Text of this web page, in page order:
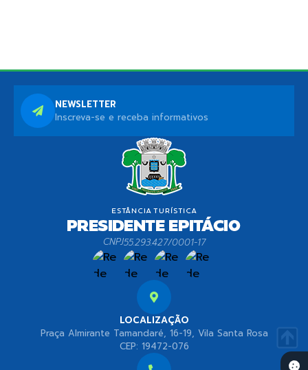
LOCALIZAÇÃO
Praça Almirante Tamandaré, 16-19, Vila Santa Rosa
CEP: 19472-076
CNPJ55.293.427/0001-17
NEWSLETTER
Inscreva-se e receba informativos